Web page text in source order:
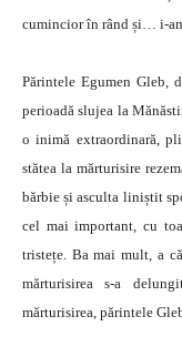
cumincior în rând și… i-
Părintele Egumen Gleb,
perioadă slujea la
o inimă extraordinară,
stătea la mărturisire
bărbie și asculta liniștit
cel mai important, cu
tristețe. Ba mai mult, a
mărturisirea s-a
mărturisirea, părintele